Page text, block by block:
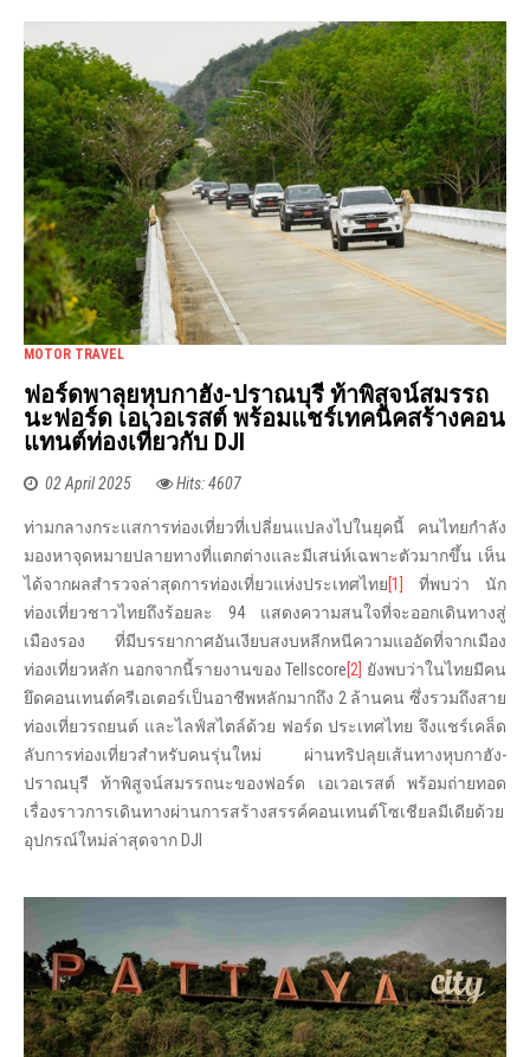
MOTOR TRAVEL
ฟอร์ดพาลุยหุบกาฮัง-ปราณบุรี ท้าพิสูจน์สมรรถ
นะฟอร์ด เอเวอเรสต์ พร้อมแชร์เทคนิคสร้างคอน
แทนต์ท่องเที่ยวกับ DJI
02 April 2025 Hits: 4607
ท่ามกลางกระแสการท่องเที่ยวที่เปลี่ยนแปลงไปในยุคนี้ คนไทยกำลัง
มองหาจุดหมายปลายทางที่แตกต่างและมีเสน่ห์เฉพาะตัวมากขึ้น เห็น
ได้จากผลสำรวจล่าสุดการท่องเที่ยวแห่งประเทศไทย[1]
ที่พบว่า นัก
ท่องเที่ยวชาวไทยถึงร้อยละ 94 แสดงความสนใจที่จะออกเดินทางสู่
เมืองรอง ที่มีบรรยากาศอันเงียบสงบหลีกหนีความแออัดที่จากเมือง
ท่องเที่ยวหลัก นอกจากนี้รายงานของ Tellscore[2] ยังพบว่าในไทยมีคน
ยึดคอนเทนต์ครีเอเตอร์เป็นอาชีพหลักมากถึง 2 ล้านคน ซึ่งรวมถึงสาย
ท่องเที่ยวรถยนต์ และไลฟ์สไตล์ด้วย ฟอร์ด ประเทศไทย จึงแชร์เคล็ด
ลับการท่องเที่ยวสำหรับคนรุ่นใหม่ ผ่านทริปลุยเส้นทางหุบกาฮัง-
ปราณบุรี ท้าพิสูจน์สมรรถนะของฟอร์ด เอเวอเรสต์ พร้อมถ่ายทอด
เรื่องราวการเดินทางผ่านการสร้างสรรค์คอนเทนต์โซเชียลมีเดียด้วย
อุปกรณ์ใหม่ล่าสุดจาก DJI